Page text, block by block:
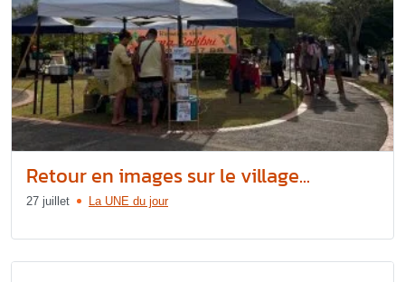
Retour en images sur le village...
27 juillet La UNE du jour